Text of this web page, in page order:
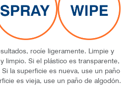
rocíe ligeramente. Limpie y
limpio. Si el plástico es transparente,
la superficie es nueva, use un paño
es vieja, use un paño de algodón.